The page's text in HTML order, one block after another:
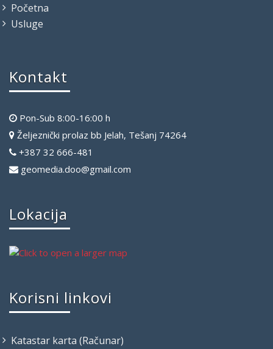
Početna
Usluge
Kontakt
Pon-Sub 8:00-16:00 h
Željeznički prolaz bb Jelah, Tešanj 74264
+387 32 666-481
geomedia.doo@gmail.com
Lokacija
Korisni linkovi
Katastar karta (Računar)